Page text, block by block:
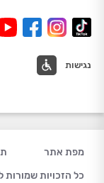
נגישות
מפת אתר
כל הזכויות